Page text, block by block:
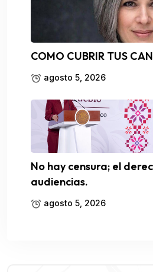
COMO CUBRIR TUS
agosto 5, 2026
No hay censura; el
audiencias.
agosto 5, 2026